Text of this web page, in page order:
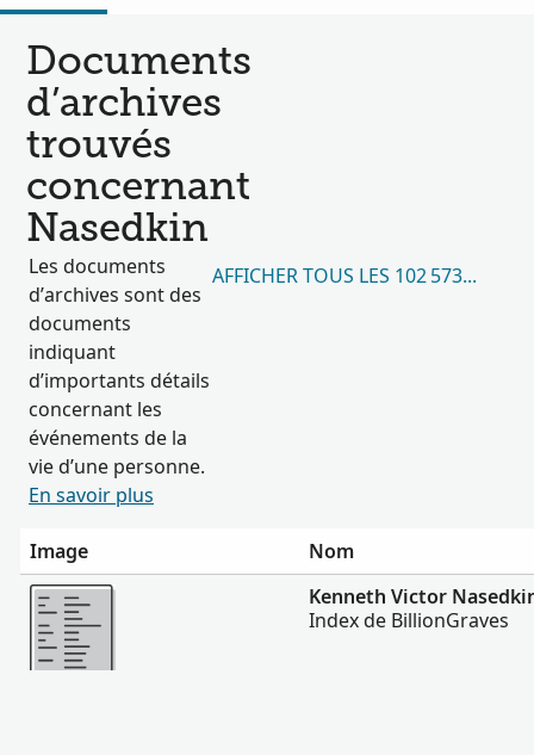
Documents
d’archives
trouvés
concernant
Nasedkin
Les documents
d’archives sont des
documents
indiquant
d’importants détails
concernant les
événements de la
vie d’une personne.
En savoir plus
AFFICHER TOUS LES 102 573
Image
Nom
Plus
Kenneth Victor
Index de BillionGraves